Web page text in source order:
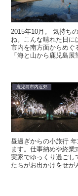
2015年10月。 気持ち
ね。こんな晴れた日に
市内を南方面からめぐ
「海と山から鹿児島展
鹿児島市内近郊
昼過ぎからの小旅行
ます。仕事納めや終業
実家でゆっくり過ごし
たちがお出かけをせが